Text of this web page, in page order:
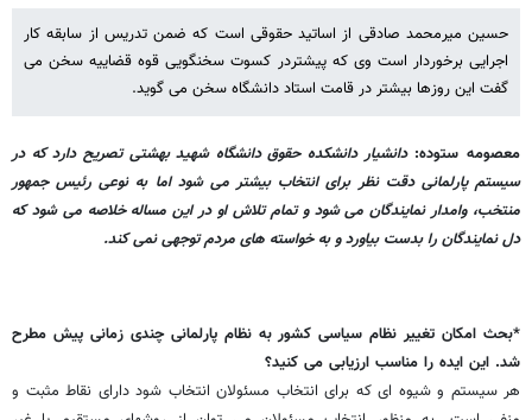
حسین میرمحمد صادقی از اساتید حقوقی است که ضمن تدریس از سابقه کار
اجرایی برخوردار است وی که پیشتردر کسوت سخنگویی قوه قضاییه سخن می
گفت این روزها بیشتر در قامت استاد دانشگاه سخن می گوید.
معصومه ستوده:دانشیار دانشکده حقوق دانشگاه شهید بهشتی تصریح دارد که در
سیستم پارلمانی دقت نظر برای انتخاب بیشتر می شود اما به نوعی رئیس جمهور
منتخب، وامدار نمایندگان می شود و تمام تلاش او در این مساله خلاصه می شود که
دل نمایندگان را بدست بیاورد و به خواسته های مردم توجهی نمی کند.
*بحث امکان تغییر نظام سیاسی کشور به نظام پارلمانی چندی زمانی پیش مطرح
شد. این ایده را مناسب ارزیابی می کنید؟
هر سیستم و شیوه ای که برای انتخاب مسئولان انتخاب شود دارای نقاط مثبت و